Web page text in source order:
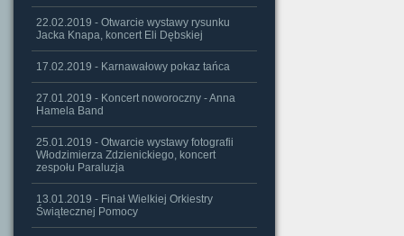
22.02.2019 - Otwarcie wystawy rysunku
Jacka Knapa, koncert Eli Dębskiej
17.02.2019 - Karnawałowy pokaz tańca
27.01.2019 - Koncert noworoczny - Anna
Hamela Band
25.01.2019 - Otwarcie wystawy fotografii
Włodzimierza Zdzienickiego, koncert
zespołu Paraluzja
13.01.2019 - Finał Wielkiej Orkiestry
Świątecznej Pomocy